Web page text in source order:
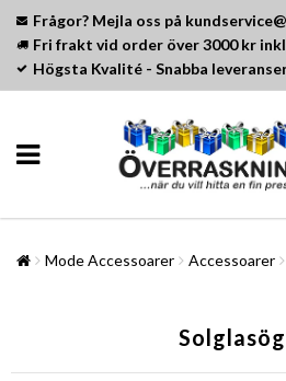
Frågor? Mejla oss på
Fri frakt vid order över 3000 kr
Högsta Kvalité - Snabba
Mode Accessoarer Accessoarer